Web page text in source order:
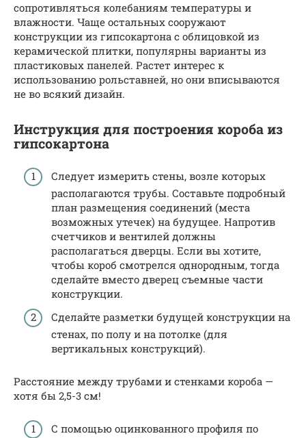
сопротивляться колебаниям температуры и
влажности. Чаще остальных сооружают
конструкции из гипсокартона с облицовкой из
керамической плитки, популярны варианты из
пластиковых панелей. Растет интерес к
использованию рольставней, но они вписываются
не во всякий дизайн.
Инструкция для построения короба из
гипсокартона
Следует измерить стены, возле которых
располагаются трубы. Составьте подробный
план размещения соединений (места
возможных утечек) на будущее. Напротив
счетчиков и вентилей должны
располагаться дверцы. Если вы хотите,
чтобы короб смотрелся однородным, тогда
сделайте вместо дверец съемные части
конструкции.
Сделайте разметки будущей конструкции на
стенах, по полу и на потолке (для
вертикальных конструкций).
Расстояние между трубами и стенками короба —
хотя бы 2,5-3 см!
С помощью оцинкованного профиля по